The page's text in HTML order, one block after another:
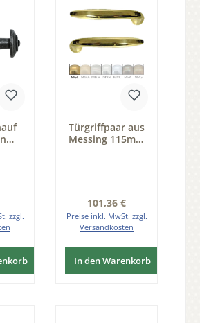
Preis:
zzgl.
Türgriffpaar aus
Messing 115mm
Regulärer Preis:
101,36 €
Preise inkl. MwSt. zzgl.
Versandkosten
In den Warenkorb